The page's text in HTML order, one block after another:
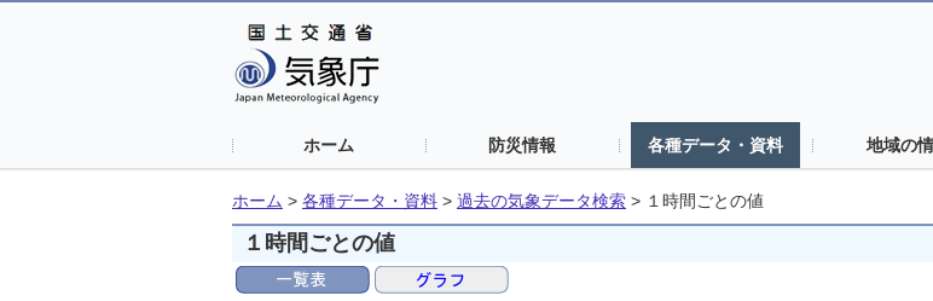
ホーム 防災情報 各種データ・資料 地域の
ホーム > 各種データ・資料 > 過去の気象データ検索 > １時間ごとの値
１時間ごとの値